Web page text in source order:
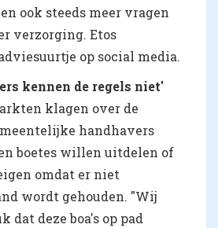
ook steeds meer vragen
verzorging. Etos
op social media.
kennen de regels niet'
klagen over de
handhavers
boetes willen uitdelen of
omdat er niet
wordt gehouden. "Wij
dat deze boa's op pad